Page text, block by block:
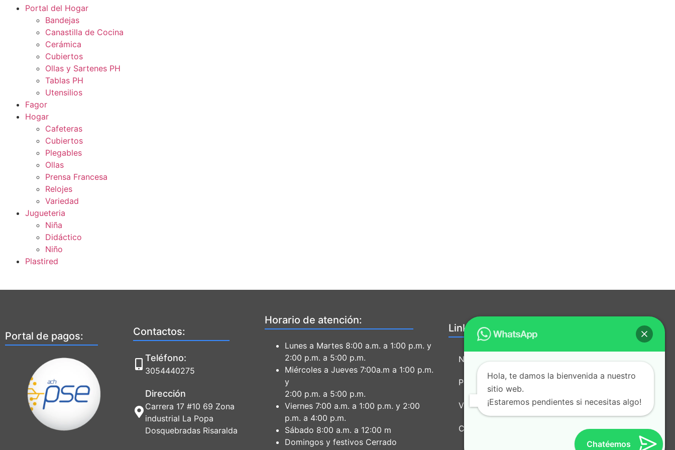
Portal del Hogar
Bandejas
Canastilla de Cocina
Cerámica
Cubiertos
Ollas y Sartenes PH
Tablas PH
Utensilios
Fagor
Hogar
Cafeteras
Cubiertos
Plegables
Ollas
Prensa Francesa
Relojes
Variedad
Jugueteria
Niña
Didáctico
Niño
Plastired
Portal de pagos: Contactos:
Teléfono:
3054440275
Dirección
Carrera 17 #10 69 Zona
industrial La Popa
Dosquebradas Risaralda
Horario de atención:
Lunes a Martes 8:00 a.m. a 1:00 p.m. y
2:00 p.m. a 5:00 p.m.
Miércoles a Jueves 7:00a.m a 1:00 p.m.
y
2:00 p.m. a 5:00 p.m.
Viernes 7:00 a.m. a 1:00 p.m. y 2:00
p.m. a 4:00 p.m.
Sábado 8:00 a.m. a 12:00 m
Domingos y festivos Cerrado
Links útiles:
Nosotros
Política de tratamiento de datos
Vende nuestros productos
Contacto
Hola, te damos la bienvenida a nuestro
sitio web.
¡Estaremos pendientes si necesitas algo!
Chatéemos